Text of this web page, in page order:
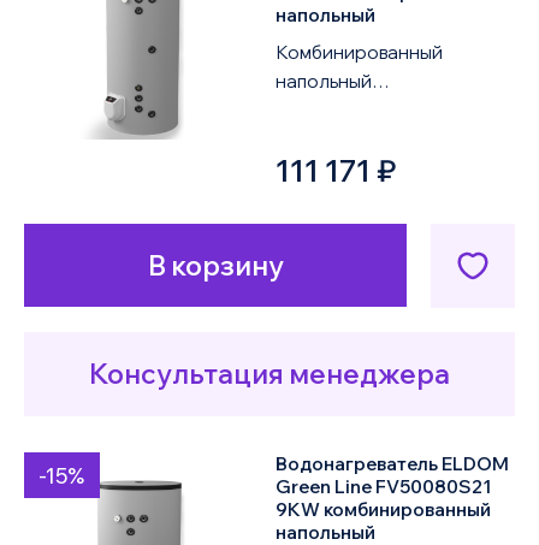
напольный
Комбинированный
напольный
3KW объемом 300 литров
111 171 ₽
В корзину
Консультация менеджера
-15%
Водонагреватель ELDOM
Green Line FV50080S21
9KW комбинированный
напольный